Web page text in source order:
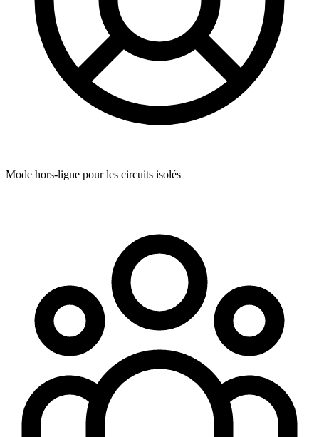
Mode hors-ligne pour les circuits isolés